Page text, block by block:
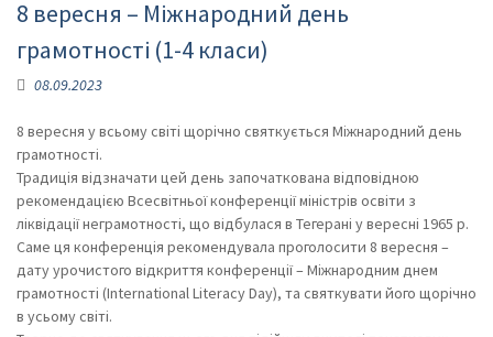
8 вересня – Міжнародний день
грамотності (1-4 класи)
08.09.2023
8 вересня у всьому світі щорічно святкується Міжнародний день
грамотності.
Традиція відзначати цей день започаткована відповідною
рекомендацією Всесвітньої конференції міністрів освіти з
ліквідації неграмотності, що відбулася в Тегерані у вересні 1965 р.
Саме ця конференція рекомендувала проголосити 8 вересня –
дату урочистого відкриття конференції – Міжнародним днем
грамотності (International Literacy Day), та святкувати його щорічно
в усьому світі.